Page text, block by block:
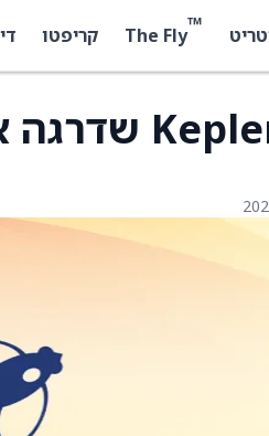
™
The Fly קריפטו